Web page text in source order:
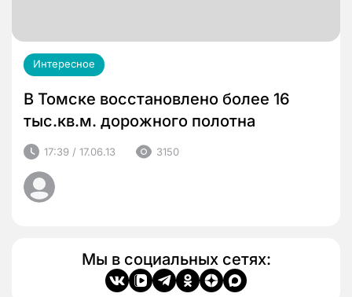
Интересное
В Томске восстановлено более 16
тыс.кв.м. дорожного полотна
17:39 / 17.06.13 3150
Мы в социальных сетях: